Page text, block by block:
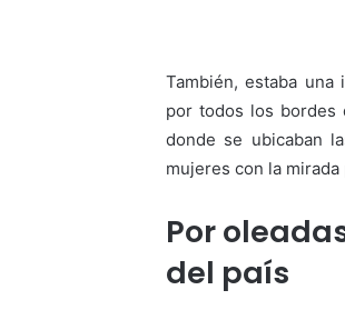
También, estaba una
por todos los bordes
donde se ubicaban
mujeres con la
Por
del país